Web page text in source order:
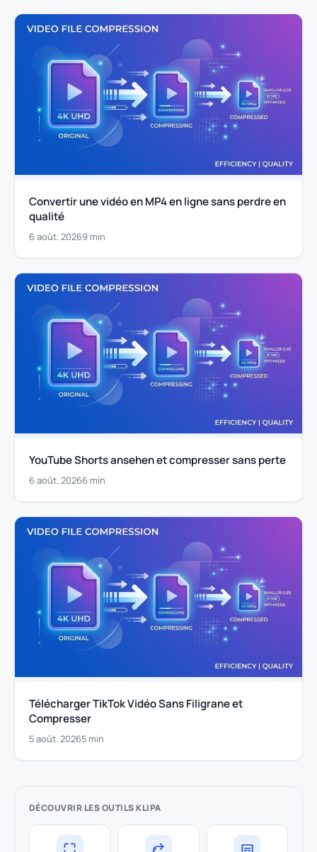
Convertir une vidéo en MP4 en ligne sans perdre en
qualité
6 août. 20269 min
YouTube Shorts ansehen et compresser sans perte
6 août. 20266 min
Télécharger TikTok Vidéo Sans Filigrane et
Compresser
5 août. 20265 min
DÉCOUVRIR LES OUTILS KLIPA